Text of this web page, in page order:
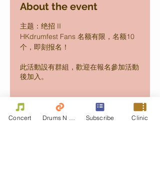
About the event
主题：绝招 II
HKdrumfest Fans 名额有限，名额10
个，即刻报名！
此活動設有群組，歡迎在報名參加活動
後加入。
Share this event
Concert Subscribe Clinic